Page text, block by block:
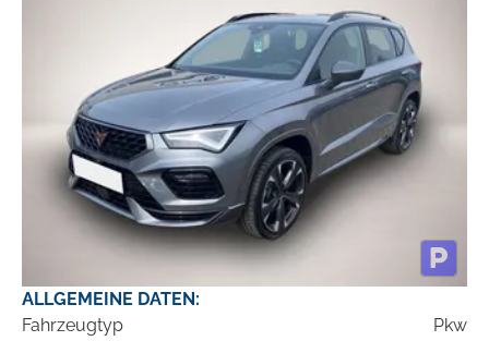
ALLGEMEINE DATEN:
Fahrzeugtyp
Pkw